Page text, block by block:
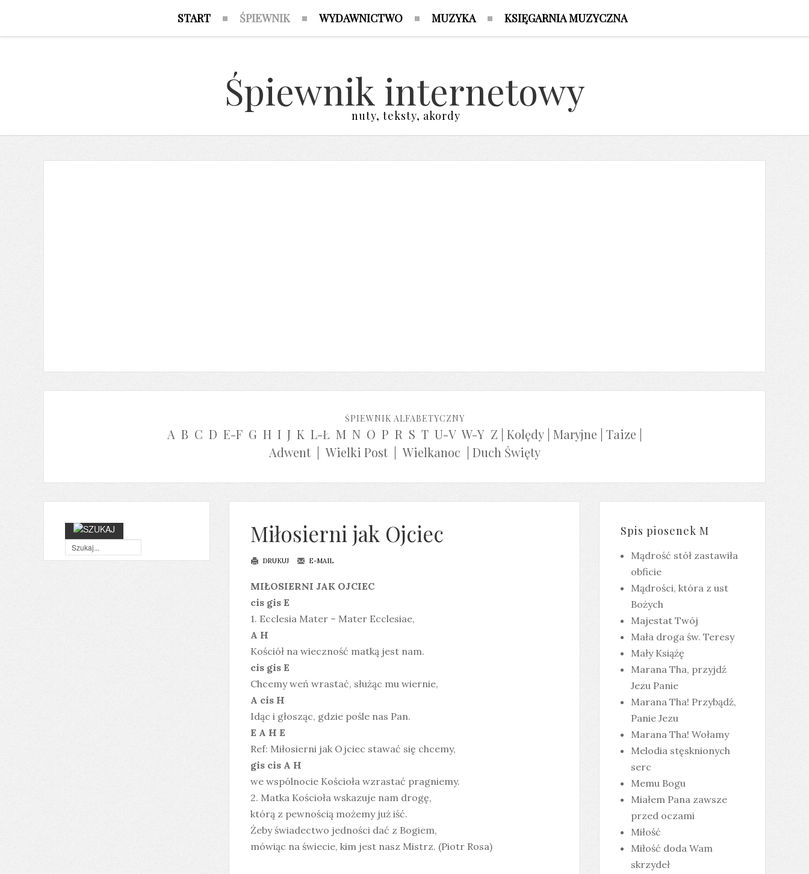
START ŚPIEWNIK WYDAWNICTWO MUZYKA KSIĘGARNIA MUZYCZNA
Śpiewnik internetowy
nuty, teksty, akordy
ŚPIEWNIK ALFABETYCZNY
A B C D E-F G H I J K L-Ł M N O P R S T U-V W-Y Z Kolędy| Maryjne Taize
Adwent| Wielki Post| Wielkanoc Duch Święty
Miłosierni jak Ojciec
DRUKUJ E-MAIL
MIŁOSIERNI JAK OJCIEC
cis gis E
1. Ecclesia Mater – Mater Ecclesiae,
A H
Kościół na wieczność matką jest nam.
cis gis E
Chcemy weń wrastać, służąc mu wiernie,
A cis H
Idąc i głosząc, gdzie pośle nas Pan.
E A H E
Ref: Miłosierni jak Ojciec stawać się chcemy,
gis cis A H
we wspólnocie Kościoła wzrastać pragniemy.
2. Matka Kościoła wskazuje nam drogę,
którą z pewnością możemy już iść.
Żeby świadectwo jedności dać z Bogiem,
mówiąc na świecie, kim jest nasz Mistrz. (Piotr Rosa)
Spis piosenek M
Mądrość stół zastawiła
obficie
Mądrości, która z ust
Bożych
Majestat Twój
Mała droga św. Teresy
Mały Książę
Marana Tha, przyjdź
Jezu Panie
Marana Tha! Przybądź,
Panie Jezu
Marana Tha! Wołamy
Melodia stęsknionych
serc
Memu Bogu
Miałem Pana zawsze
przed oczami
Miłość
Miłość doda Wam
skrzydeł